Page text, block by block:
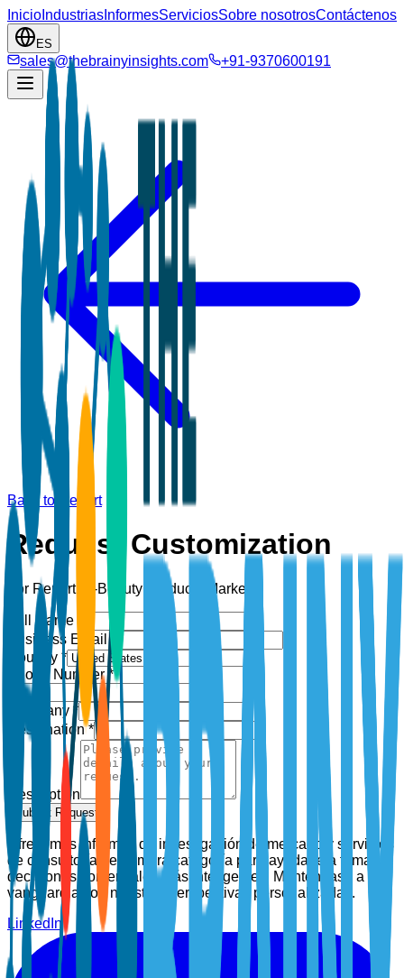
Inicio Industrias InformesServiciosSobre nosotrosContáctenos
ES
sales@thebrainyinsights.com +91-9370600191
Back to Report
Request Customization
For Report: K-Beauty Products Market
Full Name *
Business Email *
Country *
Phone Number *
Company *
Designation *
Description
Submit Request
Ofrecemos informes de investigación de mercado y servicios
de consultoría de primera categoría para ayudarle a tomar
decisiones comerciales más inteligentes. Manténgase a la
vanguardia con nuestras perspectivas personalizadas.
LinkedIn